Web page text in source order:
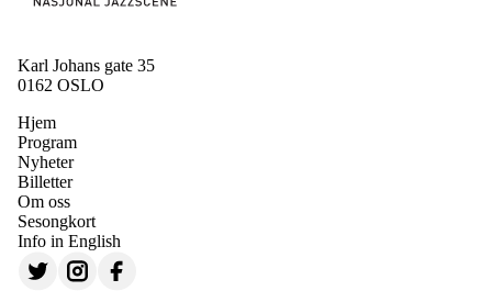
Karl Johans gate 35
0162 OSLO
Hjem
Program
Nyheter
Billetter
Om oss
Sesongkort
Info in English